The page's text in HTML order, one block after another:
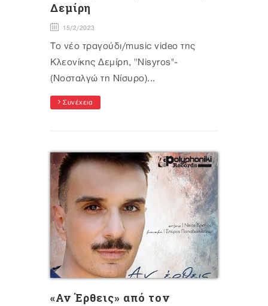
Δεμίρη
15/2/2023
Το νέο τραγούδι/music video της
Κλεονίκης Δεμίρη, ''Νisyros''-
(Νοσταλγώ τη Νίσυρο)...
Συνέχεια
«Αν Έρθεις» από τον